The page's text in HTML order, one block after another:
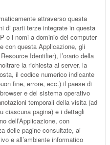
attraverso questa
di parti terze integrate in questa
o i nomi a dominio dei computer
con questa Applicazione, gli
Identifier), l’orario della
la richiesta al server, la
il codice numerico indicante
fine, errore, ecc.) il paese di
e del sistema operativo
temporali della visita (ad
ciascuna pagina) e i dettagli
dell’Applicazione, con
delle pagine consultate, ai
e all’ambiente informatico